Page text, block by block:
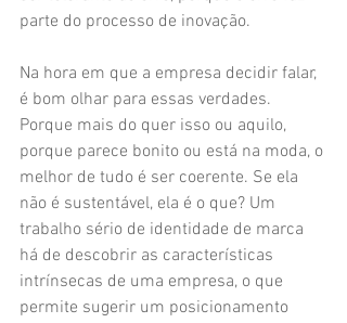
parte do processo de inovação.
Na hora em que a empresa decidir falar,
é bom olhar para essas verdades.
Porque mais do quer isso ou aquilo,
porque parece bonito ou está na moda, o
melhor de tudo é ser coerente. Se ela
não é sustentável, ela é o que? Um
trabalho sério de identidade de marca
há de descobrir as características
intrínsecas de uma empresa, o que
permite sugerir um posicionamento